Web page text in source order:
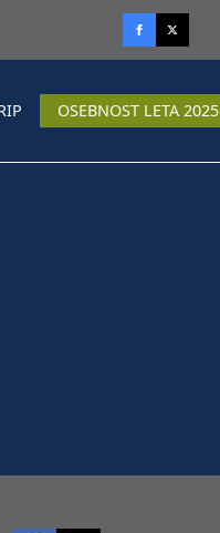
OSEBNOST LETA 2025